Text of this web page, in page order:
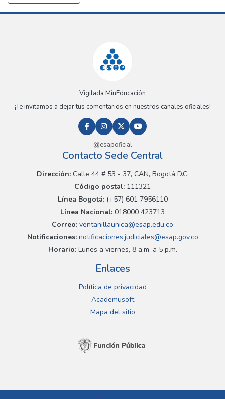
Vigilada MinEducación
¡Te invitamos a dejar tus comentarios en nuestros canales oficiales!
@esapoficial
Contacto Sede Central
Dirección:Calle 44 # 53 - 37, CAN, Bogotá D.C.
Código postal: 111321
Línea Bogotá:(+57) 601 7956110
Línea Nacional: 018000 423713
Correo: ventanillaunica@esap.edu.co
Notificaciones:notificaciones.judiciales@esap.gov.co
Horario:Lunes a viernes, 8 a.m. a 5 p.m.
Enlaces
Política de privacidad
Academusoft
Mapa del sitio